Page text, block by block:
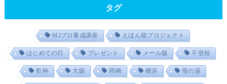
タグ
MJプロ養成講座 えほん箱プロジェクト
はじめての日 プレゼント メール版 不登校
乾杯 大阪 岡崎 横浜 母の湯